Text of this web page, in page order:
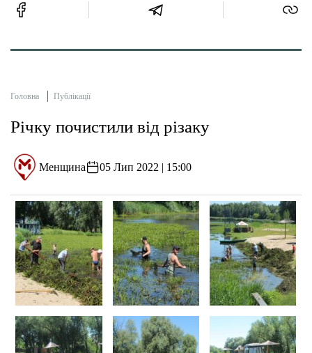
Головна Публікації
Річку почистили від різаку
Менщина 05 Лип 2022 | 15:00